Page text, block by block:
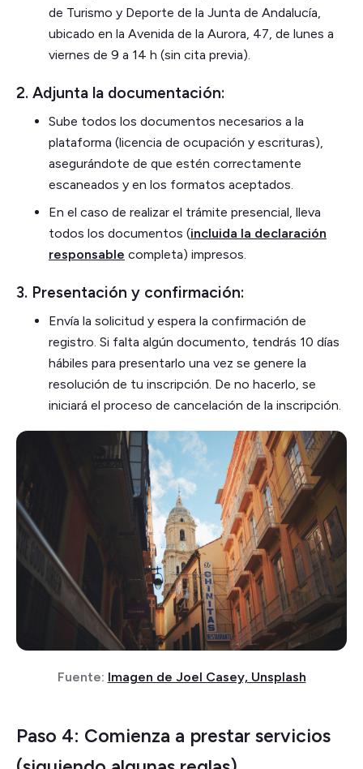
de Turismo y Deporte de la Junta de Andalucía,
ubicado en la Avenida de la Aurora, 47, de lunes a
viernes de 9 a 14 h (sin cita previa).
2. Adjunta la documentación:
Sube todos los documentos necesarios a la
plataforma (licencia de ocupación y escrituras),
asegurándote de que estén correctamente
escaneados y en los formatos aceptados.
En el caso de realizar el trámite presencial, lleva
todos los documentos (incluida la declaración
responsable completa) impresos.
3. Presentación y confirmación:
Envía la solicitud y espera la confirmación de
registro. Si falta algún documento, tendrás 10 días
hábiles para presentarlo una vez se genere la
resolución de tu inscripción. De no hacerlo, se
iniciará el proceso de cancelación de la inscripción.
Fuente: Imagen de Joel Casey, Unsplash
Paso 4: Comienza a prestar servicios